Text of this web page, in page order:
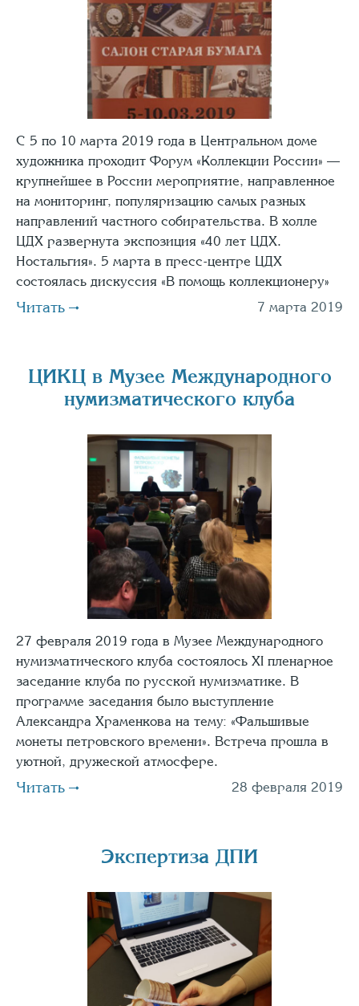
С 5 по 10 марта 2019 года в Центральном доме
художника проходит Форум «Коллекции России» —
крупнейшее в России мероприятие, направленное
на мониторинг, популяризацию самых разных
направлений частного собирательства. В холле
ЦДХ развернута экспозиция «40 лет ЦДХ.
Ностальгия». 5 марта в пресс-центре ЦДХ
состоялась дискуссия «В помощь коллекционеру»
Читать 7 марта 2019
ЦИКЦ в Музее Международного
нумизматического клуба
27 февраля 2019 года в Музее Международного
нумизматического клуба состоялось XI пленарное
заседание клуба по русской нумизматике. В
программе заседания было выступление
Александра Храменкова на тему: «Фальшивые
монеты петровского времени». Встреча прошла в
уютной, дружеской атмосфере.
Читать 28 февраля 2019
Экспертиза ДПИ